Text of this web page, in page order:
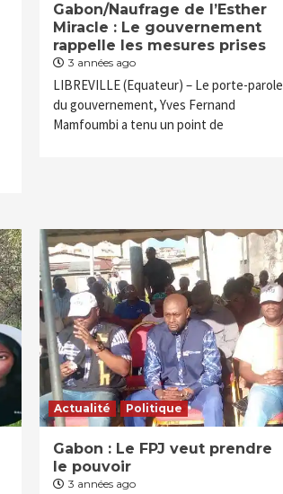
Gabon/Naufrage de l’Esther
Miracle : Le gouvernement
rappelle les mesures prises
3 années ago
LIBREVILLE (Equateur) – Le porte-parole
du gouvernement, Yves Fernand
Mamfoumbi a tenu un point de
Actualité Politique
Gabon : Le FPJ veut prendre
le pouvoir
3 années ago